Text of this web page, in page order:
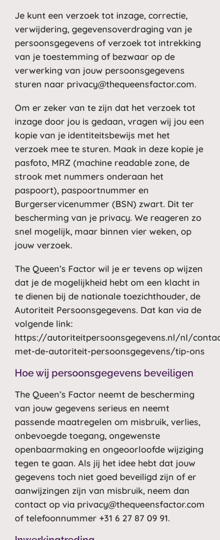
Je kunt een verzoek tot inzage, correctie,
verwijdering, gegevensoverdraging van je
persoonsgegevens of verzoek tot intrekking
van je toestemming of bezwaar op de
verwerking van jouw persoonsgegevens
sturen naar privacy@thequeensfactor.com.
Om er zeker van te zijn dat het verzoek tot
inzage door jou is gedaan, vragen wij jou een
kopie van je identiteitsbewijs met het
verzoek mee te sturen. Maak in deze kopie je
pasfoto, MRZ (machine readable zone, de
strook met nummers onderaan het
paspoort), paspoortnummer en
Burgerservicenummer (BSN) zwart. Dit ter
bescherming van je privacy. We reageren zo
snel mogelijk, maar binnen vier weken, op
jouw verzoek.
The Queen’s Factor wil je er tevens op wijzen
dat je de mogelijkheid hebt om een klacht in
te dienen bij de nationale toezichthouder, de
Autoriteit Persoonsgegevens. Dat kan via de
volgende link:
https://autoriteitpersoonsgegevens.nl/nl/
met-de-autoriteit-persoonsgegevens/tip-ons
Hoe wij persoonsgegevens beveiligen
The Queen’s Factor neemt de bescherming
van jouw gegevens serieus en neemt
passende maatregelen om misbruik, verlies,
onbevoegde toegang, ongewenste
openbaarmaking en ongeoorloofde wijziging
tegen te gaan. Als jij het idee hebt dat jouw
gegevens toch niet goed beveiligd zijn of er
aanwijzingen zijn van misbruik, neem dan
contact op via privacy@thequeensfactor.com
of telefoonnummer +31 6 27 87 09 91.